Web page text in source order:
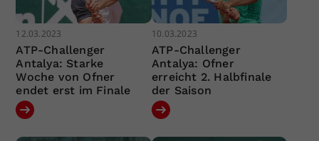
12.03.2023
ATP-Challenger
Antalya: Starke
Woche von Ofner
endet erst im Finale
10.03.2023
ATP-Challenger
Antalya: Ofner
erreicht 2. Halbfinale
der Saison